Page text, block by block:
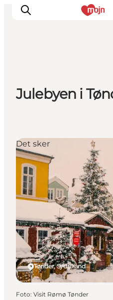
Oplevelser
Byer & Steder
Planlæg din ferie
Booking
Julebyen i
Tønder, Sydjylland
Det sker
Foto: Visit Rømø Tønder